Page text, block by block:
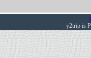
y2trip is